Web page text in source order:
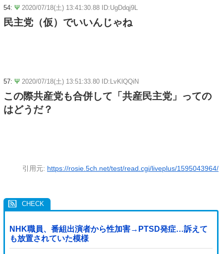
54: Ψ 2020/07/18(土) 13:41:30.88 ID:UgDdqj9L
民主党（仮）でいいんじゃね
57: Ψ 2020/07/18(土) 13:51:33.80 ID:LvKlQQiN
この際共産党も合併して「共産民主党」っての
はどうだ？
引用元: https://rosie.5ch.net/test/read.cgi/liveplus/1595043964/
NHK職員、番組出演者から性加害→PTSD発症…訴えて
も放置されていた模様